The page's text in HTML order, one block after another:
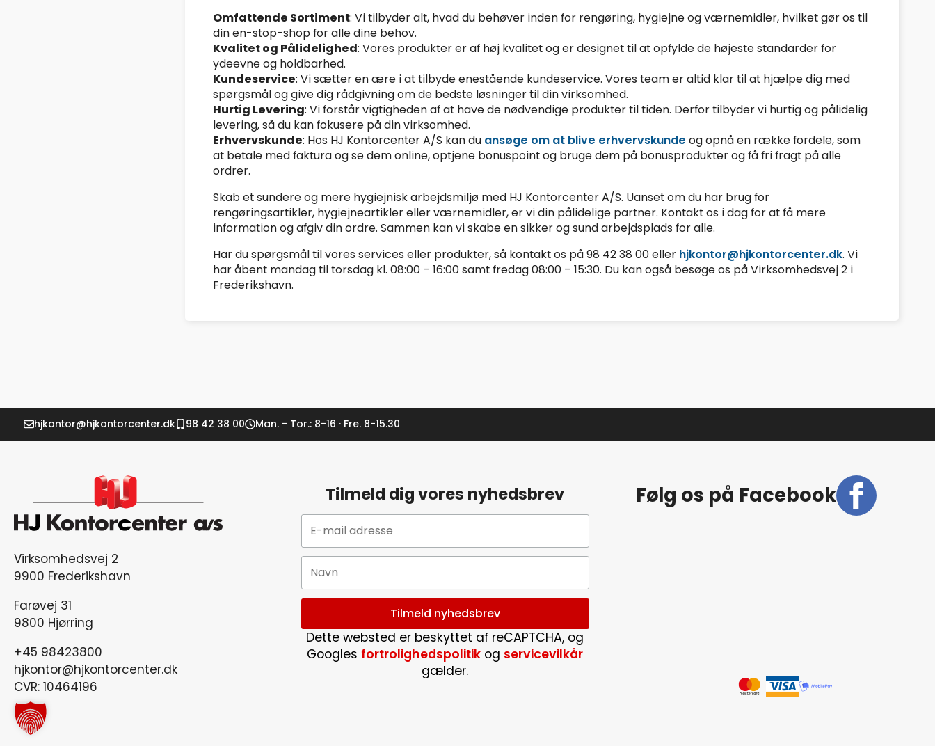
Omfattende Sortiment: Vi tilbyder alt, hvad du behøver inden for rengøring, hygiejne og værnemidler, hvilket gør os til
din en-stop-shop for alle dine behov.
Kvalitet og Pålidelighed: Vores produkter er af høj kvalitet og er designet til at opfylde de højeste standarder for
ydeevne og holdbarhed.
Kundeservice: Vi sætter en ære i at tilbyde enestående kundeservice. Vores team er altid klar til at hjælpe dig med
spørgsmål og give dig rådgivning om de bedste løsninger til din virksomhed.
Hurtig Levering: Vi forstår vigtigheden af at have de nødvendige produkter til tiden. Derfor tilbyder vi hurtig og pålidelig
levering, så du kan fokusere på din virksomhed.
Erhvervskunde: Hos HJ Kontorcenter A/S kan du ansøge om at blive erhvervskunde og opnå en række fordele, som
at betale med faktura og se dem online, optjene bonuspoint og bruge dem på bonusprodukter og få fri fragt på alle
ordrer.
Skab et sundere og mere hygiejnisk arbejdsmiljø med HJ Kontorcenter A/S. Uanset om du har brug for
rengøringsartikler, hygiejneartikler eller værnemidler, er vi din pålidelige partner. Kontakt os i dag for at få mere
information og afgiv din ordre. Sammen kan vi skabe en sikker og sund arbejdsplads for alle.
Har du spørgsmål til vores services eller produkter, så kontakt os på 98 42 38 00 eller hjkontor@hjkontorcenter.dk. Vi
har åbent mandag til torsdag kl. 08:00 – 16:00 samt fredag 08:00 – 15:30. Du kan også besøge os på Virksomhedsvej 2 i
Frederikshavn.
hjkontor@hjkontorcenter.dk 98 42 38 00 Man. - Tor.: 8-16 · Fre. 8-15.30
Virksomhedsvej 2
9900 Frederikshavn
Farøvej 31
9800 Hjørring
+45 98423800
hjkontor@hjkontorcenter.dk
CVR: 10464196
Tilmeld dig vores nyhedsbrev
Dette websted er beskyttet af reCAPTCHA, og
Googlesfortrolighedspolitik og servicevilkår
gælder.
Følg os på Facebook